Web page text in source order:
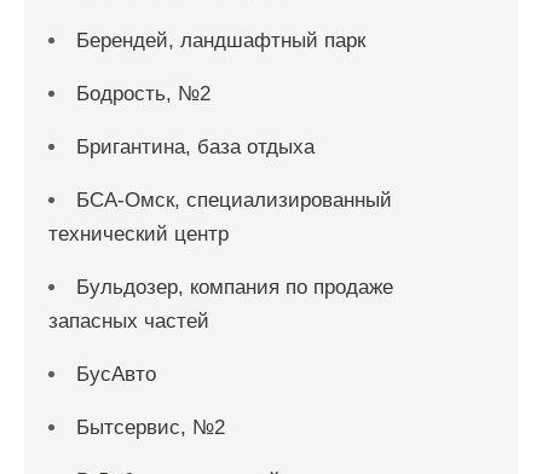
Берендей, ландшафтный парк
Бодрость, №2
Бригантина, база отдыха
БСА-Омск, специализированный
технический центр
Бульдозер, компания по продаже
запасных частей
БусАвто
Бытсервис, №2